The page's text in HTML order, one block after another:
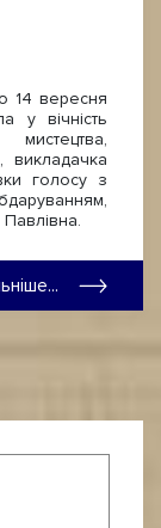
14 вересня
у вічність
викладачка
голосу з